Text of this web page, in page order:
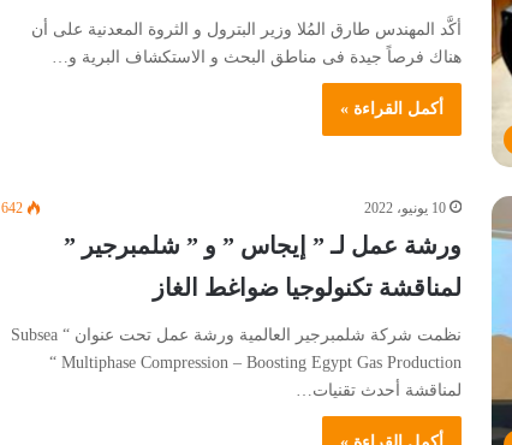
أكَّد المهندس طارق المُلا وزير البترول و الثروة المعدنية على أن
هناك فرصاً جيدة فى مناطق البحث و الاستكشاف البرية و…
أكمل القراءة »
10 يونيو، 2022 642
ورشة عمل لـ ” إيجاس ” و ” شلمبرجير ”
لمناقشة تكنولوجيا ضواغط الغاز
نظمت شركة شلمبرجير العالمية ورشة عمل تحت عنوان “ Subsea
Multiphase Compression – Boosting Egypt Gas Production “
لمناقشة أحدث تقنيات…